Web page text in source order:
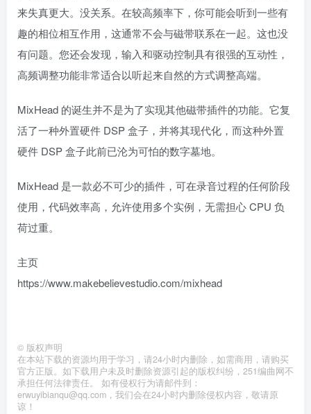
来失真更大。没关系。在较高频率下，你可能会听到一些有
趣的相位相互作用，这通常不会与磁带联系在一起。这也没
有问题。您还会发现，输入和驱动控制具有很强的互动性，
高频调整功能非常适合以听起来自然的方式调整高端。
MixHead 的诞生并不是为了实现其他磁带插件的功能。它复
活了一种外置硬件 DSP 盒子，并将其现代化，而这种外置
硬件 DSP 盒子此前已沦为可怕的数字墓地。
MixHead 是一款必不可少的插件，可在录音过程的任何阶段
使用，代码效率高，允许使用多个实例，无需担心 CPU 负
荷过重。
主页
https://www.makebelievestudio.com/mixhead
© 版权声明
在本站下载的资源均用于学习，请24小时内删除，如需商用，请购买
官方正版。如下载用户未及时删除资源引起的版权纠纷，251编曲网不
承担任何法律责任。 如有侵权行为请邮件到：
erwuyibianqu@qq.com，我们会在24小时内删除侵权内容，敬请原
谅！